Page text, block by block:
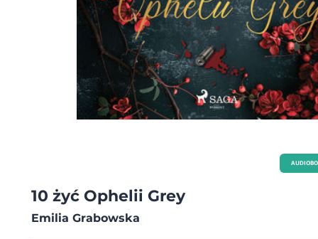
10 żyć Ophelii Grey
Emilia Grabowska